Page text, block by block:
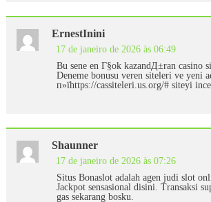
ErnestInini
17 de janeiro de 2026 às 06:49
Bu sene en Г§ok kazandД±ran
Deneme bonusu veren siteleri ve
п»їhttps://cassiteleri.us.org/# siteyi
Shaunner
17 de janeiro de 2026 às 07:26
Situs Bonaslot adalah agen judi slot
Jackpot sensasional disini. Transaksi
gas sekarang bosku.